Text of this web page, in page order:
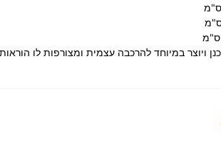
ויוצר במיוחד להרכבה עצמית ומצורפות לו